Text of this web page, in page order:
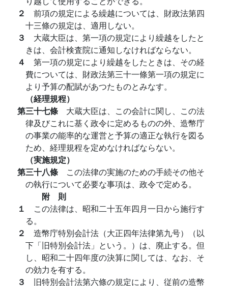
２ 前項の規定による繰越については、財政法第四
十三條の規定は、適用しない。
３ 大蔵大臣は、第一項の規定により繰越をしたと
きは、会計検査院に通知しなければならない。
４ 第一項の規定により繰越をしたときは、その経
費については、財政法第三十一條第一項の規定に
より予算の配賦があつたものとみなす。
（経理規程）
第三十七條 大蔵大臣は、この会計に関し、この法
律及びこれに基く政令に定めるものの外、造幣庁
の事業の能率的な運営と予算の適正な執行を図る
ため、経理規程を定めなければならない。
（実施規定）
第三十八條 この法律の実施のための手続その他そ
の執行について必要な事項は、政令で定める。
附 則
１ この法律は、昭和二十五年四月一日から施行す
る。
２ 造幣庁特別会計法（大正四年法律第九号）（以
下「旧特別会計法」という。）は、廃止する。但
し、昭和二十四年度の決算に関しては、なお、そ
の効力を有する。
３ 旧特別会計法第六條の規定により、従前の造幣